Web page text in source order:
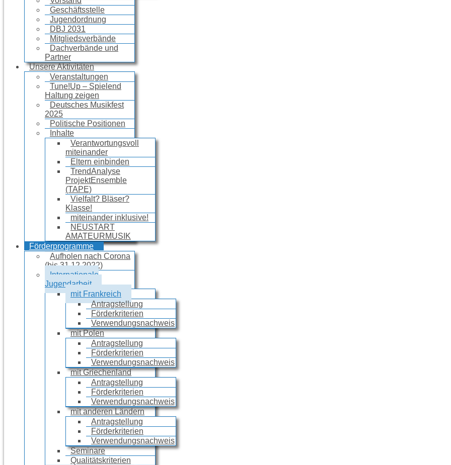
Geschäftsstelle
Jugendordnung
DBJ 2031
Mitgliedsverbände
Dachverbände und
Partner
Unsere Aktivitäten
Veranstaltungen
Tune!Up – Spielend
Haltung zeigen
Deutsches Musikfest
2025
Politische Positionen
Inhalte
Verantwortungsvoll
miteinander
Eltern einbinden
TrendAnalyse
ProjektEnsemble
(TAPE)
Vielfalt? Bläser?
Klasse!
miteinander inklusive!
NEUSTART
AMATEURMUSIK
Förderprogramme
Aufholen nach Corona
(bis 31.12.2022)
Internationale
Jugendarbeit
mit Frankreich
Antragstellung
Förderkriterien
Verwendungsnachweis
mit Polen
Antragstellung
Förderkriterien
Verwendungsnachweis
mit Griechenland
Antragstellung
Förderkriterien
Verwendungsnachweis
mit anderen Ländern
Antragstellung
Förderkriterien
Verwendungsnachweis
Seminare
Qualitätskriterien